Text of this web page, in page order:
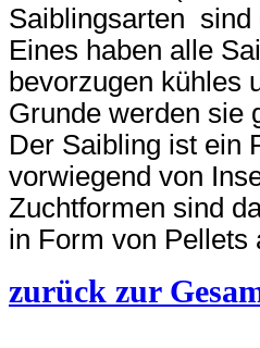
Saiblingsarten
Eines haben alle
bevorzugen kühles
Grunde werden sie
Der Saibling ist ein
vorwiegend von
Zuchtformen sind
in Form von Pellets
zurück zur